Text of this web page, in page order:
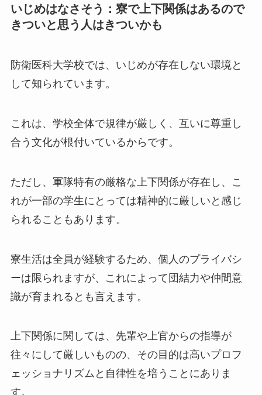
いじめはなさそう：寮で上下関係はあるので
きついと思う人はきついかも
防衛医科大学校では、いじめが存在しない環境と
して知られています。
これは、学校全体で規律が厳しく、互いに尊重し
合う文化が根付いているからです。
ただし、軍隊特有の厳格な上下関係が存在し、こ
れが一部の学生にとっては精神的に厳しいと感じ
られることもあります。
寮生活は全員が経験するため、個人のプライバシ
ーは限られますが、これによって団結力や仲間意
識が育まれるとも言えます。
上下関係に関しては、先輩や上官からの指導が
往々にして厳しいものの、その目的は高いプロフ
ェッショナリズムと自律性を培うことにありま
す。